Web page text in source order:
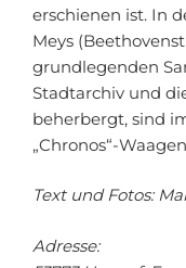
erschienen ist. In
Meys
grundlegenden
Stadtarchiv und
beherbergt, sind
„Chronos“-
Text und Fotos:
Adresse: